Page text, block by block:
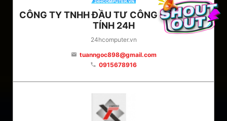
CÔNG TY TNHH ĐẦU TƯ CÔNG NGHỆ MÁY
TÍNH 24H
24hcomputer.vn
email tuanngoc898@gmail.com
phone 0915678916